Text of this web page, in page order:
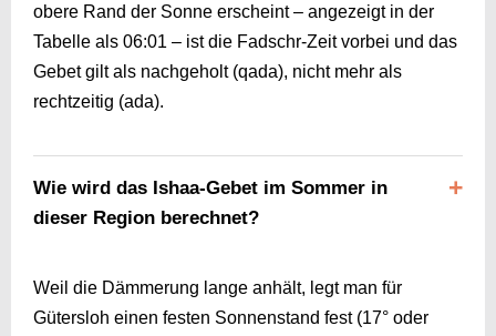
obere Rand der Sonne erscheint – angezeigt in der
Tabelle als 06:01 – ist die Fadschr-Zeit vorbei und das
Gebet gilt als nachgeholt (qada), nicht mehr als
rechtzeitig (ada).
Wie wird das Ishaa-Gebet im Sommer in
dieser Region berechnet?
Weil die Dämmerung lange anhält, legt man für
Gütersloh einen festen Sonnenstand fest (17° oder